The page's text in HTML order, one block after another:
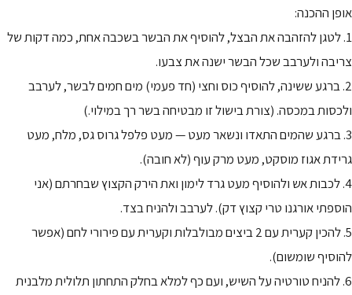
אופן ההכנה:
1. לטגן להזהבה את הבצל, להוסיף את הבשר בשכבה אחת, כמה דקות של
צריבה ולערבב שכל הבשר ישנה את צבעו.
2. ברגע ששינה, להוסיף כוס וחצי (חד פעמי) מים חמים לבשר, לערבב
ולכסות במכסה. (צורת בישול זו מבטיחה בשר רך במילוי.)
3. ברגע שהמים התאדו ונשאר מעט — מעט פלפל גרוס גס, מלח, מעט
גרידת אגוז מוסקט, מעט מרק עוף (לא חובה).
4. לכבות אש ולהוסיף מעט גרד לימון ואת הירק הקצוץ שבחרתם (אני
הוספתי אורגנו טרי קצוץ דק). לערבב ולהניח בצד.
5. להכין קערית עם 2 ביצים מבולבלות וקערית עם פירורי לחם (אפשר
להוסיף שומשום).
6. להניח טורטיה על השיש, ועם כף למלא בחלק התחתון תלולית מלבנית